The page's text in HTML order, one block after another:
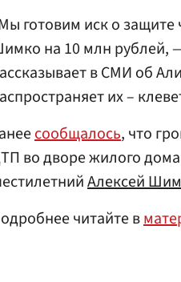
готовим иск о
на 10 млн рублей, —
в СМИ об
их –
сообщалось, что
во дворе жилого
Алексей
читайте в